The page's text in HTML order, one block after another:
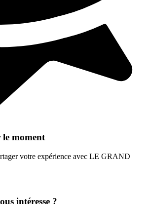
moment
votre expérience avec LE GRAND
intéresse ?